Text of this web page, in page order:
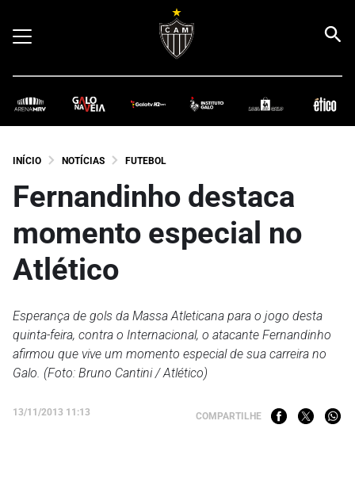
INÍCIO NOTÍCIAS FUTEBOL
Fernandinho destaca
momento especial no
Atlético
Esperança de gols da Massa Atleticana para o jogo desta
quinta-feira, contra o Internacional, o atacante Fernandinho
afirmou que vive um momento especial de sua carreira no
Galo. (Foto: Bruno Cantini / Atlético)
13/11/2013 11:13 COMPARTILHE